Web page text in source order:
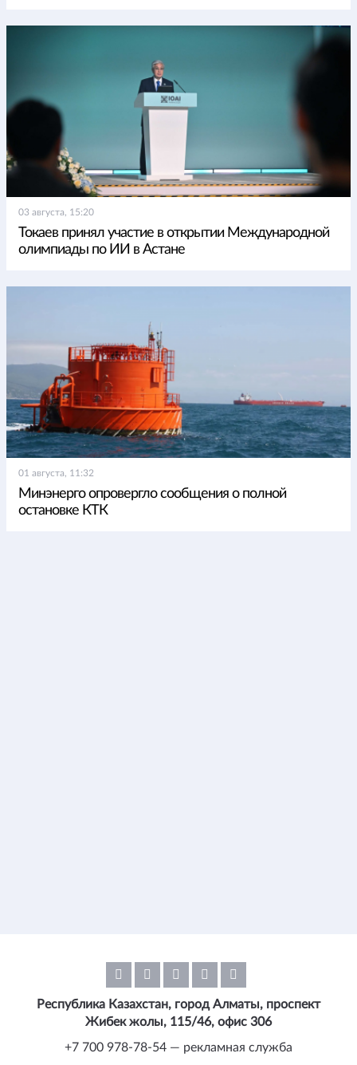
03 августа, 15:20
Токаев принял участие в открытии Международной
олимпиады по ИИ в Астане
01 августа, 11:32
Минэнерго опровергло сообщения о полной
остановке КТК
Республика Казахстан, город Алматы, проспект
Жибек жолы, 115/46, офис 306
+7 700 978-78-54 — рекламная служба